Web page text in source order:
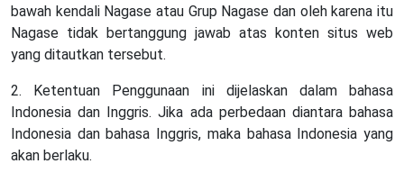
bawah kendali Nagase atau Grup Nagase dan oleh karena itu
Nagase tidak bertanggung jawab atas konten situs web
yang ditautkan tersebut.
2. Ketentuan Penggunaan ini dijelaskan dalam bahasa
Indonesia dan Inggris. Jika ada perbedaan diantara bahasa
Indonesia dan bahasa Inggris, maka bahasa Indonesia yang
akan berlaku.